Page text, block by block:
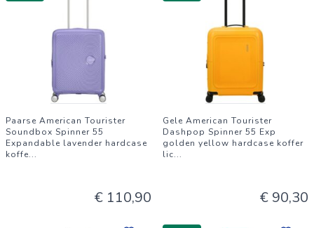
Paarse American Tourister
Soundbox Spinner 55
Expandable lavender hardcase
koffe...
€ 110,90
Gele American Tourister
Dashpop Spinner 55 Exp
golden yellow hardcase koffer
lic...
€ 90,30